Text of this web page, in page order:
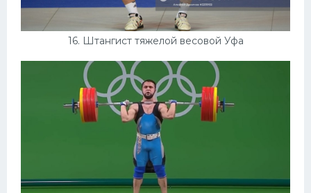
16. Штангист тяжелой весовой Уфа